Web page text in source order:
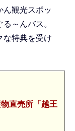
ん観光スポッ
～んバス。
な特典を受け
直売所「越王